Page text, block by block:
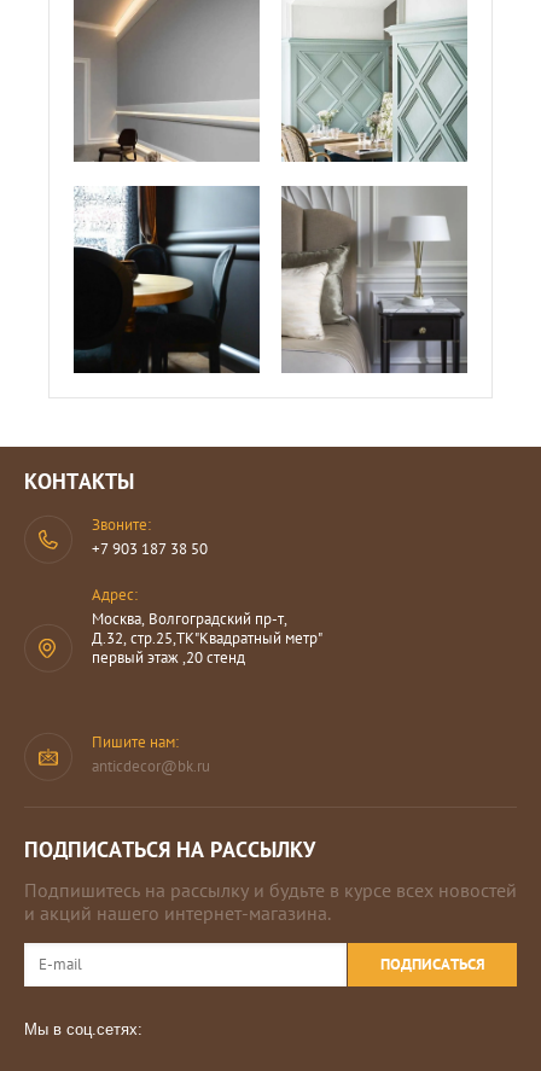
КОНТАКТЫ
Звоните:
+7 903 187 38 50
Адрес:
Москва, Волгоградский пр-т,
Д.32, стр.25,ТК"Квадратный метр"
первый этаж ,20 стенд
Пишите нам:
anticdecor@bk.ru
ПОДПИСАТЬСЯ НА РАССЫЛКУ
Подпишитесь на рассылку и будьте в курсе всех новостей
и акций нашего интернет-магазина.
ПОДПИСАТЬСЯ
Мы в соц.сетях: